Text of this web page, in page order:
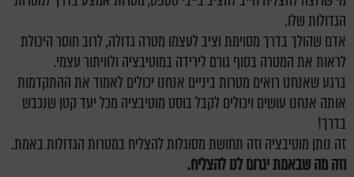
הגדולות שלו.
אדם שהולך בדרך מסוימת וציב לעצמו מטרה גדולה, לרוב חוסר היכולת
לראות את המטרה בסוף גורם לירידה במוטיבציה ולוויתור עצמי.
ברגע שאנחנו רואים מטרות ביניים אנחנו יכולים לאמוד את ההתקדמות
אותה אנחנו עושים ויכולים לקבל בוסט מוטיבציה מכל יעד קטן שנכבש
בדרך!
זה נותן מוטיבציה וזה תחושת מסוגלות להצליח במטרות הגדולות באמת.
וזה מה שבאמת יגרום לנו להצליח.